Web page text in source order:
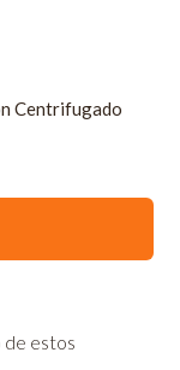
Centrifugado
de estos